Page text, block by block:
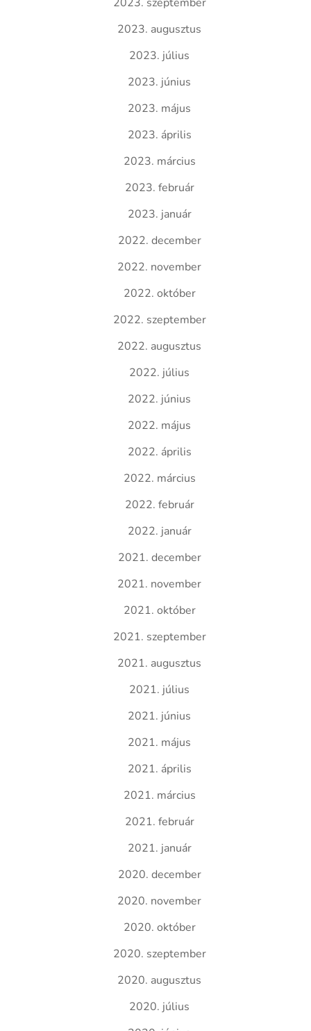
2023. augusztus
2023. július
2023. június
2023. május
2023. április
2023. március
2023. február
2023. január
2022. december
2022. november
2022. október
2022. szeptember
2022. augusztus
2022. július
2022. június
2022. május
2022. április
2022. március
2022. február
2022. január
2021. december
2021. november
2021. október
2021. szeptember
2021. augusztus
2021. július
2021. június
2021. május
2021. április
2021. március
2021. február
2021. január
2020. december
2020. november
2020. október
2020. szeptember
2020. augusztus
2020. július